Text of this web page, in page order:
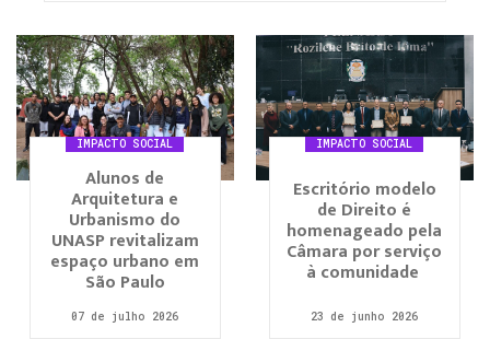
IMPACTO SOCIAL
Alunos de
Arquitetura e
Urbanismo do
UNASP revitalizam
espaço urbano em
São Paulo
07 de julho 2026
IMPACTO SOCIAL
Escritório modelo
de Direito é
homenageado pela
Câmara por serviço
à comunidade
23 de junho 2026